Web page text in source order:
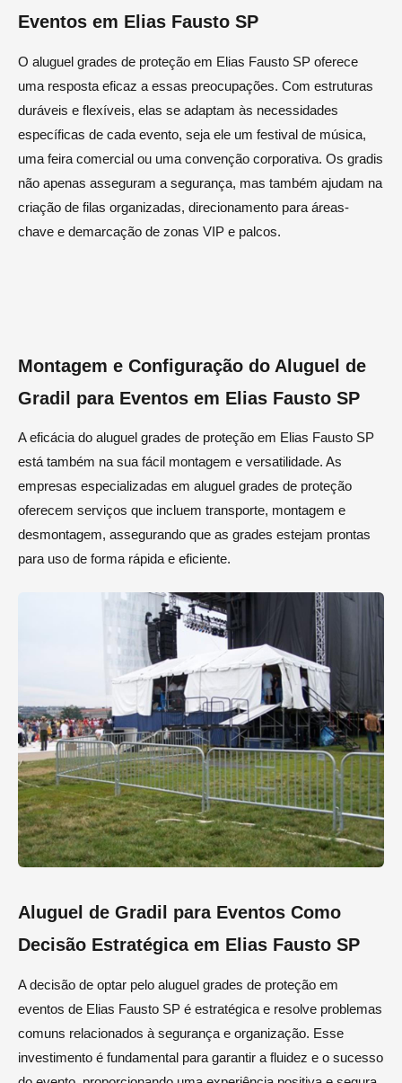
Eventos em Elias Fausto SP
O aluguel grades de proteção em Elias Fausto SP oferece
uma resposta eficaz a essas preocupações. Com estruturas
duráveis e flexíveis, elas se adaptam às necessidades
específicas de cada evento, seja ele um festival de música,
uma feira comercial ou uma convenção corporativa. Os gradis
não apenas asseguram a segurança, mas também ajudam na
criação de filas organizadas, direcionamento para áreas-
chave e demarcação de zonas VIP e palcos.
Montagem e Configuração do Aluguel de
Gradil para Eventos em Elias Fausto SP
A eficácia do aluguel grades de proteção em Elias Fausto SP
está também na sua fácil montagem e versatilidade. As
empresas especializadas em aluguel grades de proteção
oferecem serviços que incluem transporte, montagem e
desmontagem, assegurando que as grades estejam prontas
para uso de forma rápida e eficiente.
Aluguel de Gradil para Eventos Como
Decisão Estratégica em Elias Fausto SP
A decisão de optar pelo aluguel grades de proteção em
eventos de Elias Fausto SP é estratégica e resolve problemas
comuns relacionados à segurança e organização. Esse
investimento é fundamental para garantir a fluidez e o sucesso